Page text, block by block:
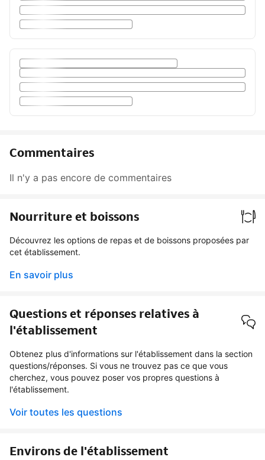
Commentaires
Il n'y a pas encore de commentaires
Nourriture et boissons
Découvrez les options de repas et de boissons proposées par
cet établissement.
En savoir plus
Questions et réponses relatives à
l'établissement
Obtenez plus d'informations sur l'établissement dans la section
questions/réponses. Si vous ne trouvez pas ce que vous
cherchez, vous pouvez poser vos propres questions à
l'établissement.
Voir toutes les questions
Environs de l'établissement